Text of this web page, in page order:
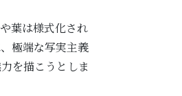
葉は様式化され
極端な写実主義
を描こうとしま